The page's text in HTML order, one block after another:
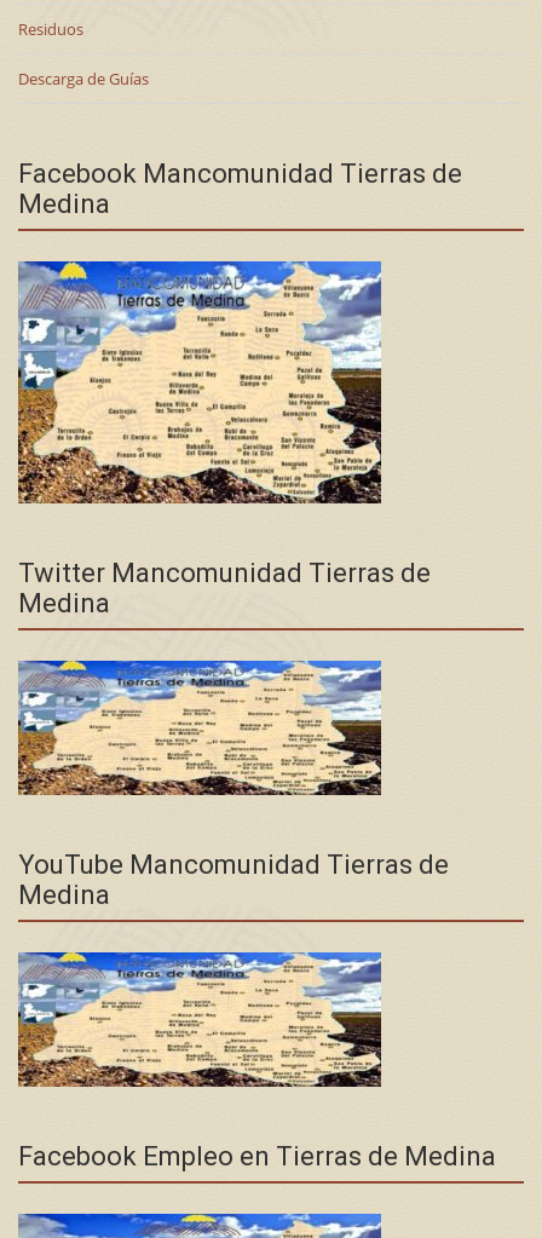
Residuos
Descarga de Guías
Facebook Mancomunidad Tierras de
Medina
Twitter Mancomunidad Tierras de
Medina
YouTube Mancomunidad Tierras de
Medina
Facebook Empleo en Tierras de Medina